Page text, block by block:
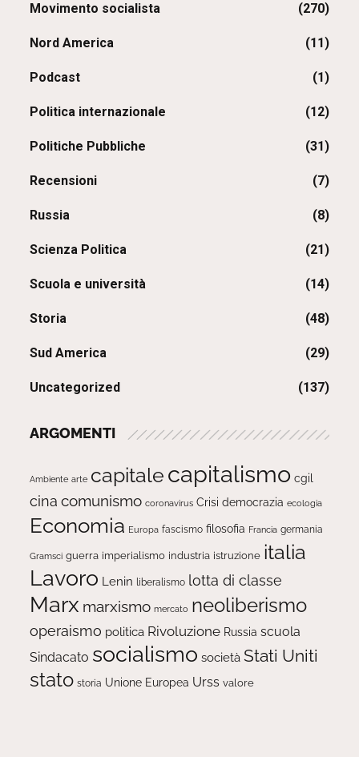
Movimento socialista (270)
Nord America (11)
Podcast (1)
Politica internazionale (12)
Politiche Pubbliche (31)
Recensioni (7)
Russia (8)
Scienza Politica (21)
Scuola e università (14)
Storia (48)
Sud America (29)
Uncategorized (137)
ARGOMENTI
Ambiente arte capitale capitalismo cgil
cina comunismo coronavirus Crisi democrazia ecologia
Economia Europa fascismo filosofia Francia germania
Gramsci guerra imperialismo industria istruzione italia
Lavoro Lenin liberalismo lotta di classe
Marx marxismo mercato neoliberismo
operaismo politica Rivoluzione Russia scuola
Sindacato socialismo società Stati Uniti
stato storia Unione Europea Urss valore